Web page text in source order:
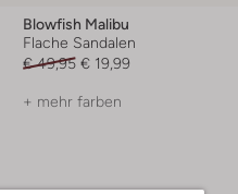
Blowfish Malibu
Flache Sandalen
€ 49,95 € 19,99
+ mehr farben